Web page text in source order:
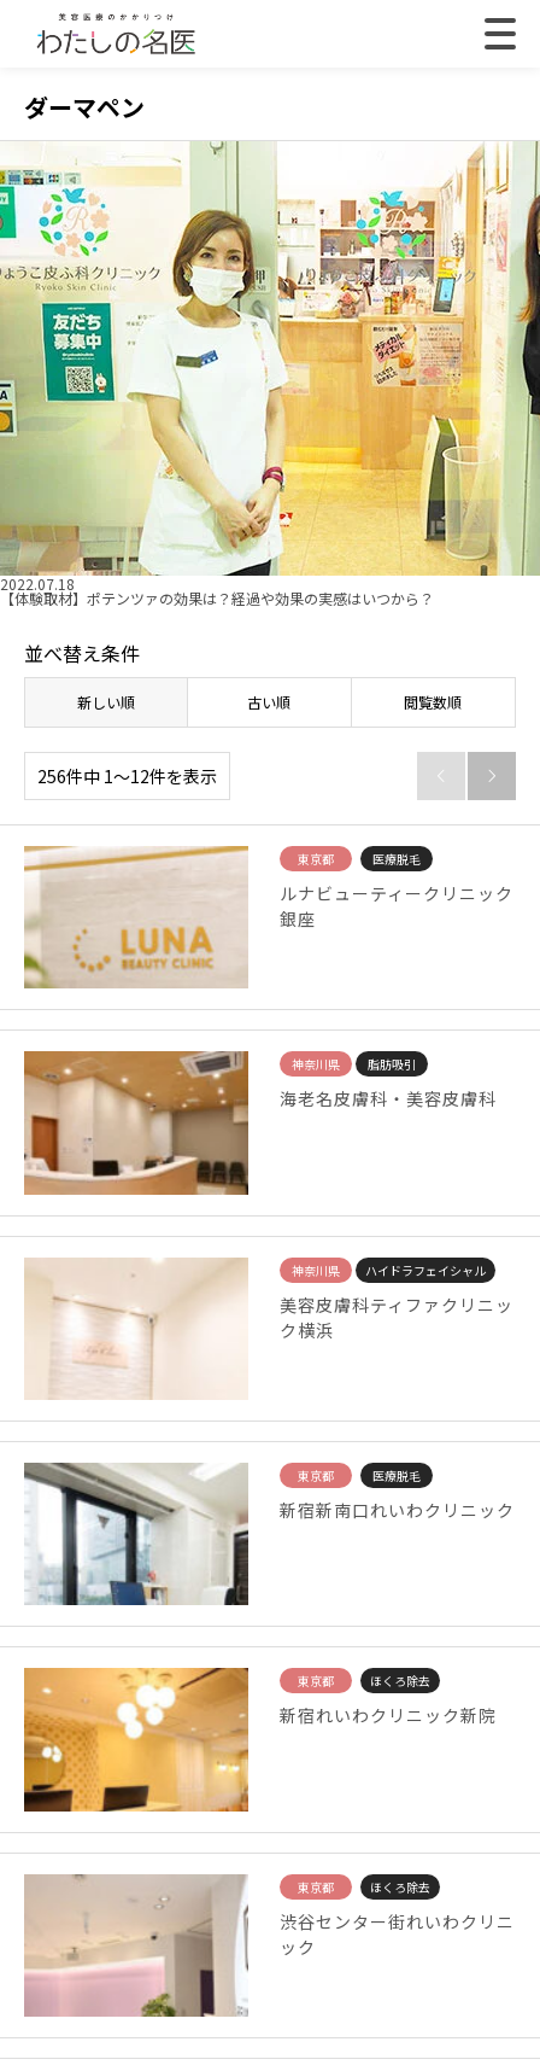
ダーマペン
2022.07.18
【体験取材】ポテンツァの効果は？経過や効果の実感はいつから？
並べ替え条件
新しい順 古い順 閲覧数順
256件中 1〜12件を表示  
東京都 医療脱毛
ルナビューティークリニック
銀座
神奈川県 脂肪吸引
海老名皮膚科・美容皮膚科
神奈川県 ハイドラフェイシャル
美容皮膚科ティファクリニッ
ク横浜
東京都 医療脱毛
新宿新南口れいわクリニック
東京都 ほくろ除去
新宿れいわクリニック新院
東京都 ほくろ除去
渋谷センター街れいわクリニ
ック